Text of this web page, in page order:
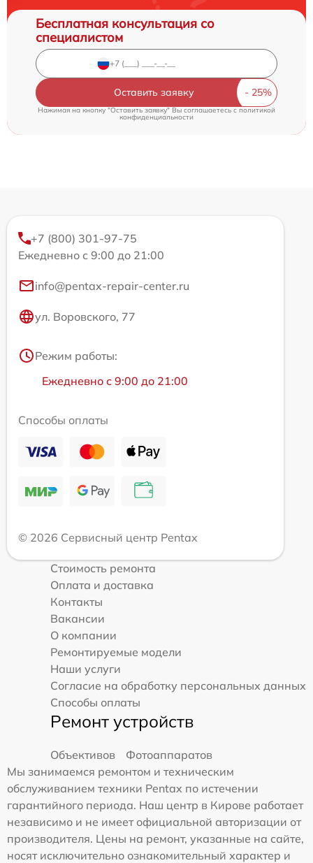
Бесплатная консультация со
специалистом
Оставить заявку
Нажимая на кнопку "Оставить заявку" Вы соглашаетесь cполитикой
конфиденциальности
+7 (800) 301-97-75
Ежедневно с 9:00 до 21:00
info@pentax-repair-center.ru
ул. Воровского, 77
Режим работы:
Ежедневно с 9:00 до 21:00
Способы оплаты
© 2026 Сервисный центр Pentax
Стоимость ремонта
Оплата и доставка
Контакты
Вакансии
О компании
Ремонтируемые модели
Наши услуги
Согласие на обработку персональных данных
Способы оплаты
Ремонт устройств
Объективов
Фотоаппаратов
Мы занимаемся ремонтом и техническим
обслуживанием техники Pentax по истечении
гарантийного периода. Наш центр в Кирове работает
независимо и не имеет официальной авторизации от
производителя. Цены на ремонт, указанные на сайте,
носят исключительно ознакомительный характер и